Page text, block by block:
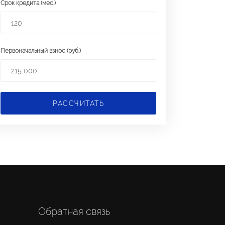
Срок кредита (мес.)
Первоначальный взнос (руб.)
РАССЧИТАТЬ
Обратная связь